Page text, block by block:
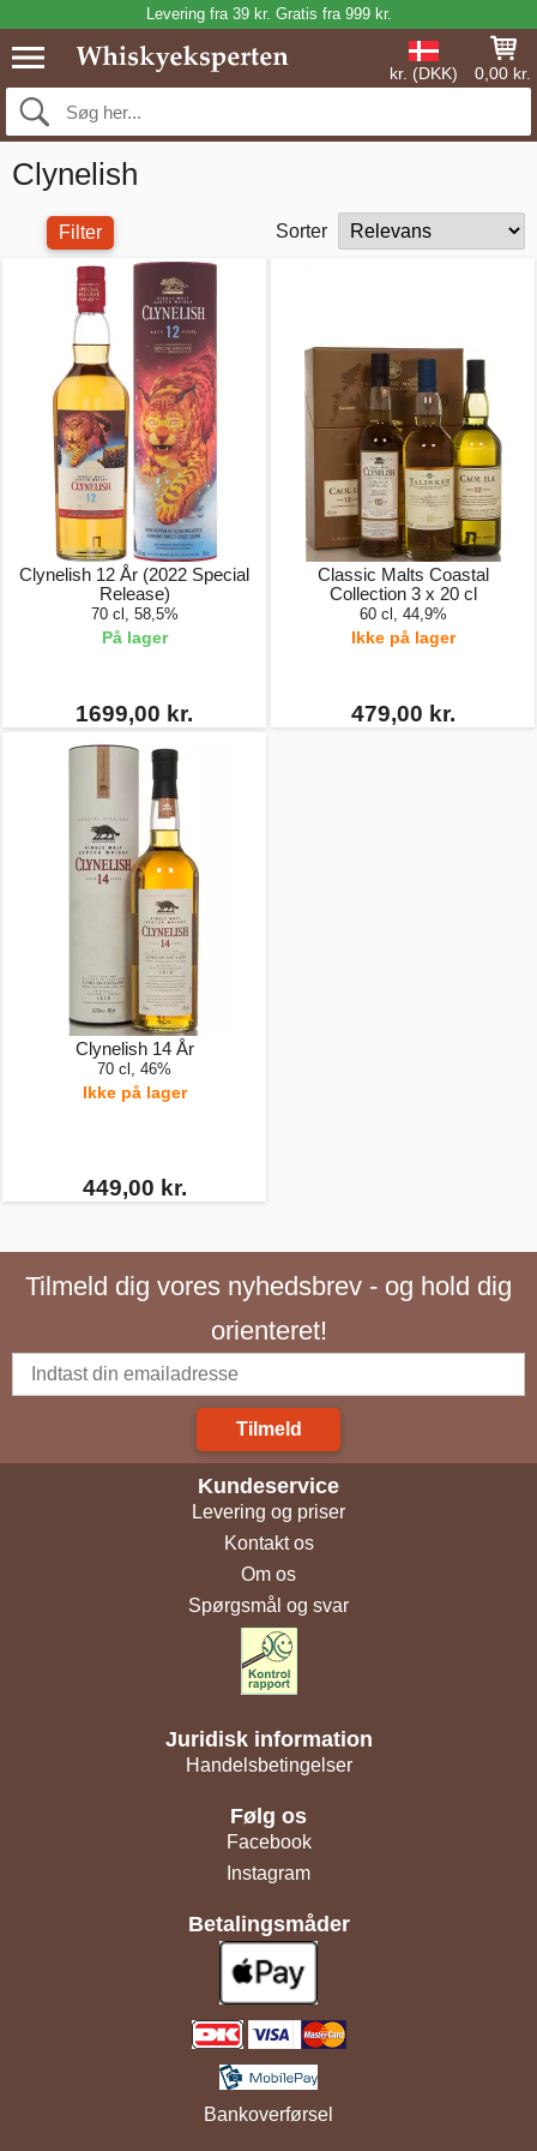
Levering fra 39 kr. Gratis fra 999 kr.
kr. (DKK) 0,00 kr.
Clynelish
Filter Sorter
Clynelish 12 År (2022 Special
Release)
70 cl, 58,5%
På lager
1699,00 kr.
Classic Malts Coastal
Collection 3 x 20 cl
60 cl, 44,9%
Ikke på lager
479,00 kr.
Clynelish 14 År
70 cl, 46%
Ikke på lager
449,00 kr.
Tilmeld dig vores nyhedsbrev - og hold dig
orienteret!
Tilmeld
Kundeservice
Levering og priser
Kontakt os
Om os
Spørgsmål og svar
Juridisk information
Handelsbetingelser
Følg os
Facebook
Instagram
Betalingsmåder
Bankoverførsel